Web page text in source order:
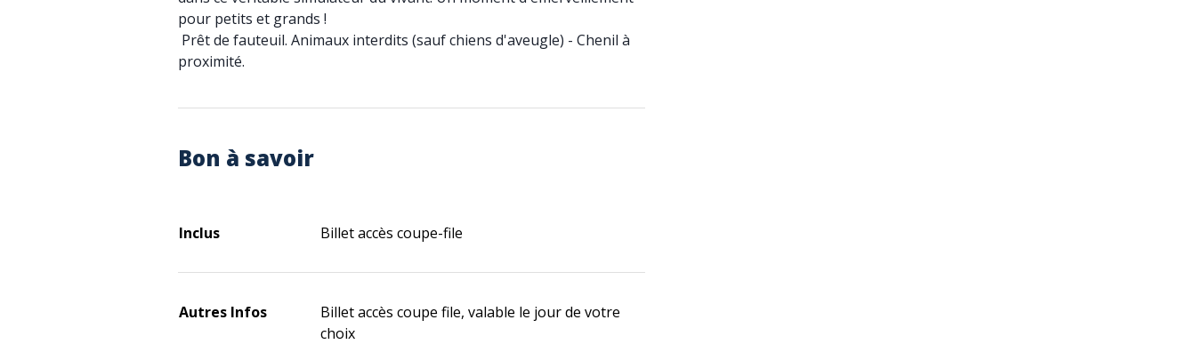
pour petits et grands !
Prêt de fauteuil. Animaux interdits (sauf chiens d'aveugle) - Chenil à
proximité.
Bon à savoir
Inclus Billet accès coupe-file
Autres Infos
Billet accès coupe file, valable le jour de votre
choix